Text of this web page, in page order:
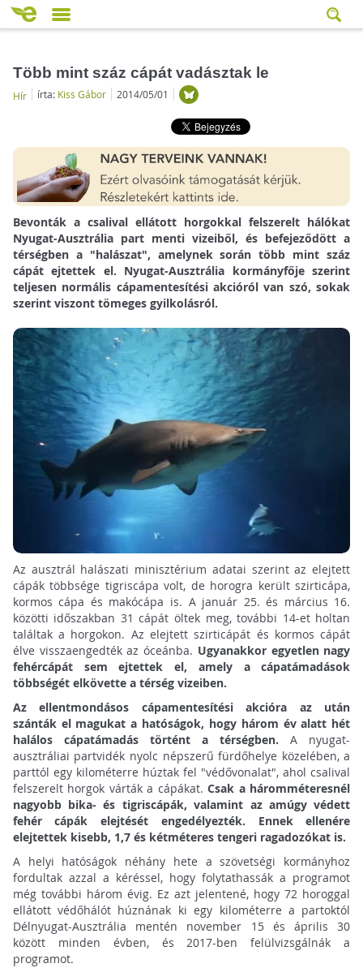
Több mint száz cápát vadásztak le
Hír írta: Kiss Gábor 2014/05/01
Bevonták a csalival ellátott horgokkal felszerelt hálókat
Nyugat-Ausztrália part menti vizeiből, és befejeződött a
térségben a "halászat", amelynek során több mint száz
cápát ejtettek el. Nyugat-Ausztrália kormányfője szerint
teljesen normális cápamentesítési akcióról van szó, sokak
szerint viszont tömeges gyilkolásról.
Az ausztrál halászati minisztérium adatai szerint az elejtett
cápák többsége tigriscápa volt, de horogra került szirticápa,
kormos cápa és makócápa is. A január 25. és március 16.
közötti időszakban 31 cápát öltek meg, további 14-et holtan
találtak a horgokon. Az elejtett szirticápát és kormos cápát
élve visszaengedték az óceánba. Ugyanakkor egyetlen nagy
fehércápát sem ejtettek el, amely a cápatámadások
többségét elkövette a térség vizeiben.
Az ellentmondásos cápamentesítési akcióra az után
szánták el magukat a hatóságok, hogy három év alatt hét
halálos cápatámadás történt a térségben.A nyugat-
ausztráliai partvidék nyolc népszerű fürdőhelye közelében, a
parttól egy kilométerre húztak fel "védővonalat", ahol csalival
felszerelt horgok várták a cápákat.Csak a háromméteresnél
nagyobb bika- és tigriscápák, valamint az amúgy védett
fehér cápák elejtését engedélyezték. Ennek ellenére
elejtettek kisebb, 1,7 és kétméteres tengeri ragadozókat is.
A helyi hatóságok néhány hete a szövetségi kormányhoz
fordultak azzal a kéréssel, hogy folytathassák a programot
még további három évig. Ez azt jelentené, hogy 72 horoggal
ellátott védőhálót húznának ki egy kilométerre a partoktól
Délnyugat-Ausztrália mentén november 15 és április 30
között minden évben, és 2017-ben felülvizsgálnák a
programot.